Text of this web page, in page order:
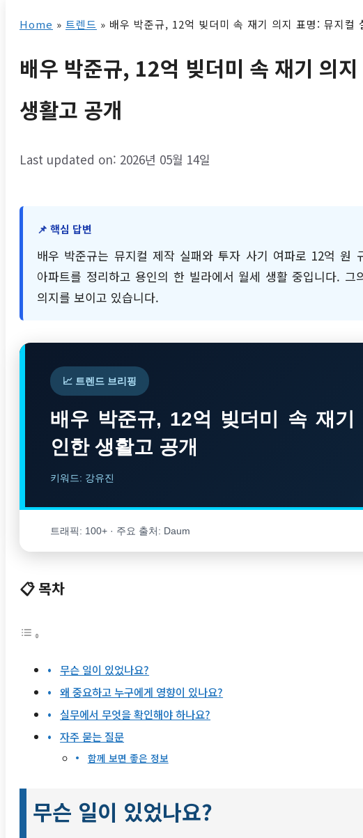
Home » 트렌드 » 배우 박준규, 12억 빚더미 속 재기 의지 표명: 뮤지컬
배우 박준규, 12억 빚더미 속 재기 의
생활고 공개
Last updated on: 2026년 05월 14일
📌 핵심 답변
배우 박준규는 뮤지컬 제작 실패와 투자 사기 여파로 12억 원
아파트를 정리하고 용인의 한 빌라에서 월세 생활 중입니다.
의지를 보이고 있습니다.
📈 트렌드 브리핑
배우 박준규, 12억 빚더미 속 재
인한 생활고 공개
키워드: 강유진
트래픽: 100+ · 주요 출처: Daum
📋 목차
무슨 일이 있었나요?
왜 중요하고 누구에게 영향이 있나요?
실무에서 무엇을 확인해야 하나요?
자주 묻는 질문
함께 보면 좋은 정보
무슨 일이 있었나요?